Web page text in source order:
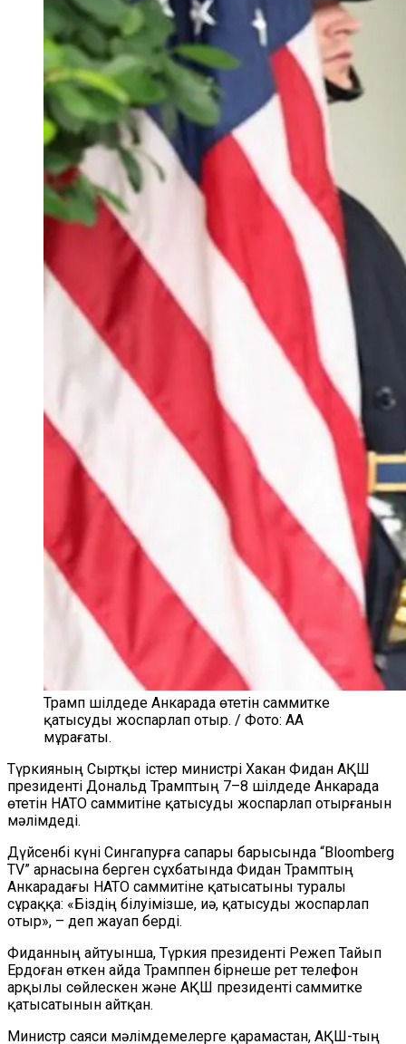
Трамп шілдеде Анкарада өтетін саммитке
қатысуды жоспарлап отыр. / Фото: AA
мұрағаты.
Түркияның Сыртқы істер министрі Хакан Фидан АҚШ
президенті Дональд Трамптың 7–8 шілдеде Анкарада
өтетін НАТО саммитіне қатысуды жоспарлап отырғанын
мәлімдеді.
Дүйсенбі күні Сингапурға сапары барысында “Bloomberg
TV” арнасына берген сұхбатында Фидан Трамптың
Анкарадағы НАТО саммитіне қатысатыны туралы
сұраққа: «Біздің білуімізше, иә, қатысуды жоспарлап
отыр», – деп жауап берді.
Фиданның айтуынша, Түркия президенті Режеп Тайып
Ердоған өткен айда Трамппен бірнеше рет телефон
арқылы сөйлескен және АҚШ президенті саммитке
қатысатынын айтқан.
Министр саяси мәлімдемелерге қарамастан, АҚШ-тың